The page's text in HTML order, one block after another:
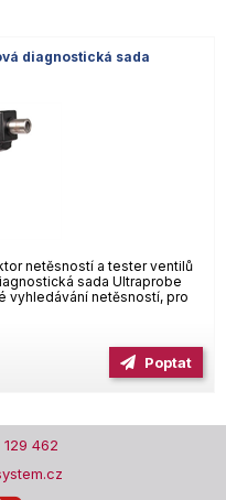
diagnostická sada
netěsností a tester ventilů
sada Ultraprobe
vyhledávání netěsností, pro
Poptat
462